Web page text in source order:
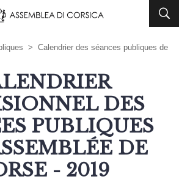
> Calendrier des séances publiques de
DES
PUBLIQUES
DE
- 2019